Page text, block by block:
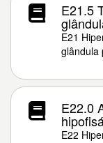
E21.5
E21
glândula
E22.0
E22